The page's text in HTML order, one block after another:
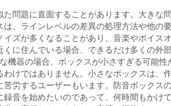
問題に直面することがあります。大き
、ラインレベルの差異の処理方法や他の
ズが多くなることがあり、音楽やボイ
に住んでいる場合、できるだけ多くの外
機器の場合、ボックスが小さすぎる可能
けではありません。小さなボックスは
労するユーザーもいます。防音ボック
音を始めたいのであって、何時間もかけ